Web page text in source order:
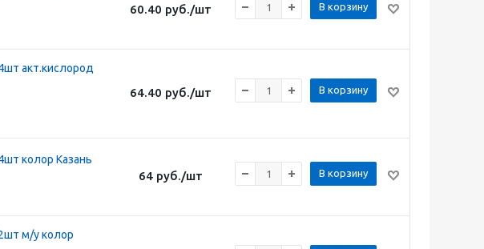
60.40 руб./шт В корзину
акт.кислород
64.40 руб./шт В корзину
колор Казань
64 руб./шт В корзину
м/у колор